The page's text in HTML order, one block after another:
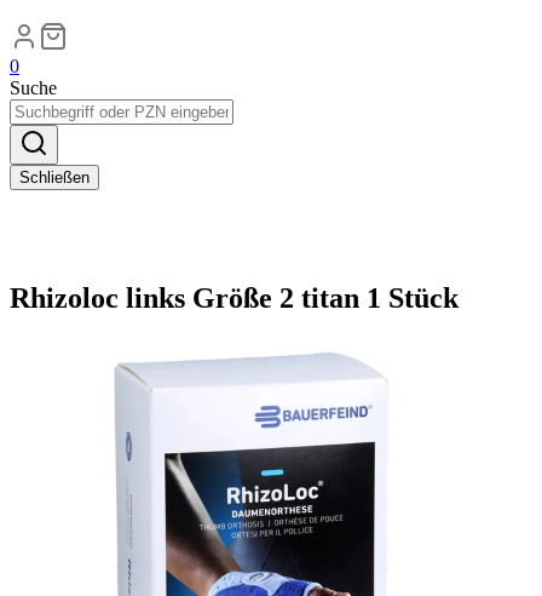
0
Suche
Schließen
Rhizoloc links Größe 2 titan 1 Stück